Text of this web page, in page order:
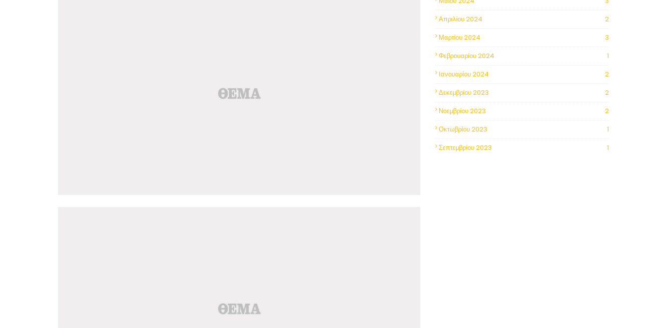
Απριλίου 2024
2
Μαρτίου 2024
3
Φεβρουαρίου 2024
1
Ιανουαρίου 2024
2
Δεκεμβρίου 2023
2
Νοεμβρίου 2023
2
Οκτωβρίου 2023
1
Σεπτεμβρίου 2023
1